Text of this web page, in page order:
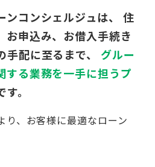
コンシェルジュは、
住
お申込み、お借入手続き
配に至るまで、
グルー
する業務を一手に担うプ
す。
り、お客様に最適なローン